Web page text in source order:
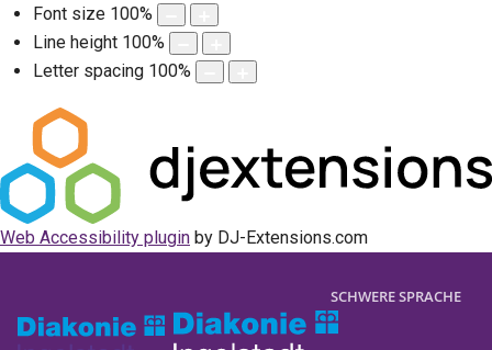
Font size 100%
Line height 100%
Letter spacing 100%
Web Accessibility plugin by DJ-Extensions.com
SCHWERE SPRACHE